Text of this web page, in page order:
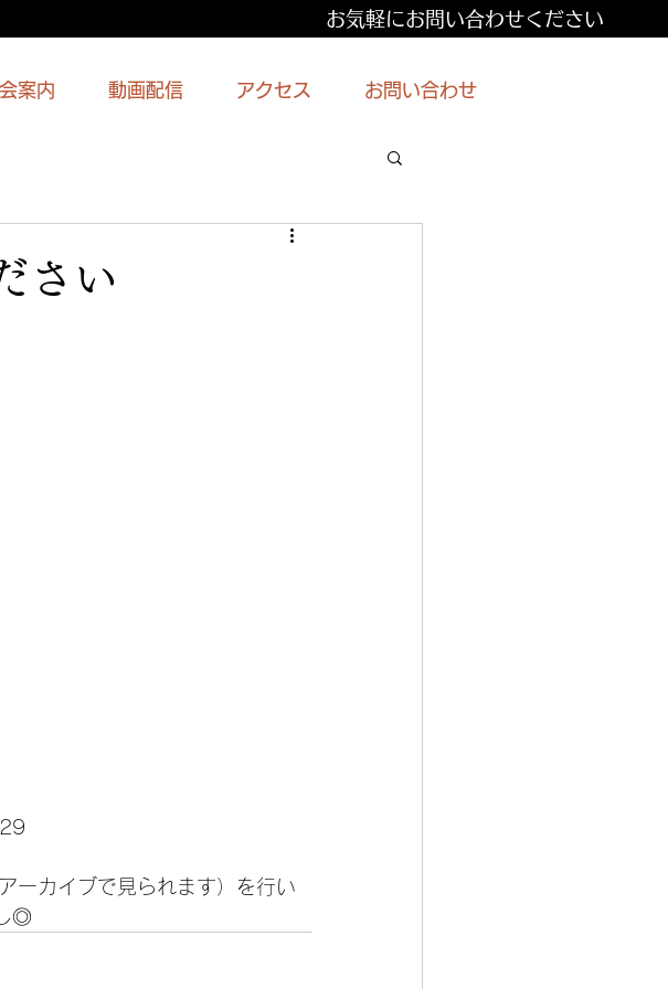
お気軽にお問い合わせください
案内 動画配信 アクセス お問い合わせ
さい
ーカイブで見られます）を行い
◎